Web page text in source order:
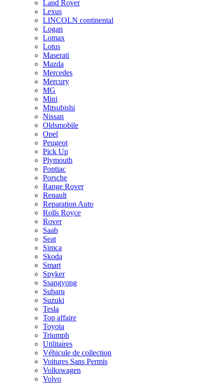
Land Rover
Lexus
LINCOLN continental
Logan
Lomax
Lotus
Maserati
Mazda
Mercedes
Mercury
MG
Mini
Mitsubishi
Nissan
Oldsmobile
Opel
Peugeot
Pick Up
Plymouth
Pontiac
Porsche
Range Rover
Renault
Reparation Auto
Rolls Royce
Rover
Saab
Seat
Simca
Skoda
Smart
Spyker
Ssangyong
Subaru
Suzuki
Tesla
Top affaire
Toyota
Triumph
Utilitaires
Véhicule de collection
Voitures Sans Permis
Volkswagen
Volvo